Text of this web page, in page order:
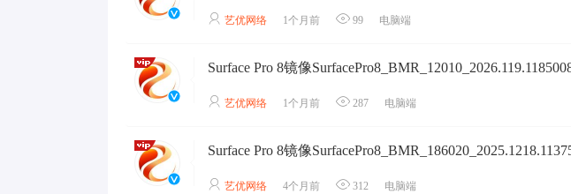
艺优网络 1个月前 99 电脑端
艺优网络 1个月前 287 电脑端
艺优网络 4个月前 312 电脑端